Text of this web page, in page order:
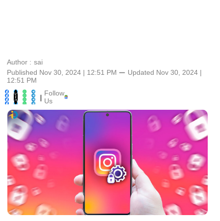
Author : sai
Published Nov 30, 2024 | 12:51 PM ⚊ Updated Nov 30, 2024 |
12:51 PM
| Follow
Us